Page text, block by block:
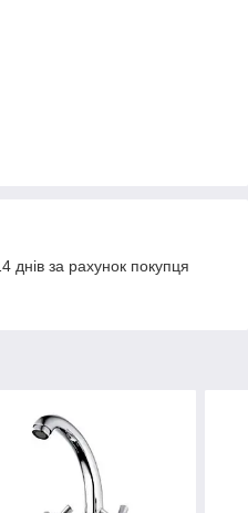
днів за рахунок покупця